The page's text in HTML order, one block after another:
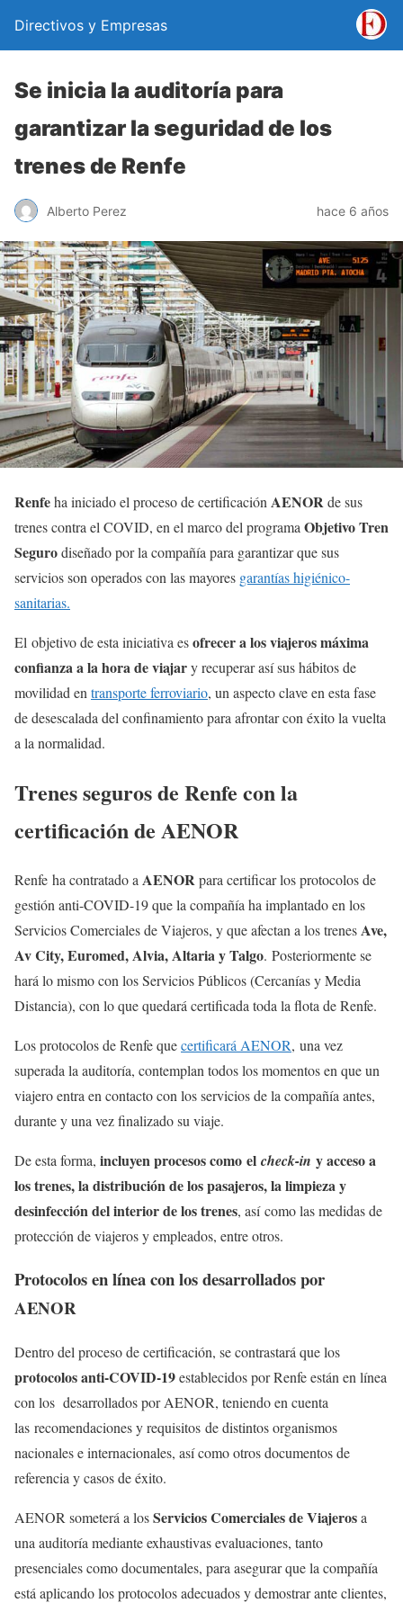
Directivos y Empresas
Se inicia la auditoría para
garantizar la seguridad de los
trenes de Renfe
Alberto Perez hace 6 años
Renfeha iniciado el proceso de certificación AENORde sus
trenes contra el COVID, en el marco del programa Objetivo Tren
Segurodiseñado por la compañía para garantizar que sus
servicios son operados con las mayores garantías higiénico-
sanitarias.
El objetivo de esta iniciativa esofrecer a los viajeros máxima
confianza a la hora de viajary recuperar así sus hábitos de
movilidad en transporte ferroviario, un aspecto clave en esta fase
de desescalada del confinamiento para afrontar con éxito la vuelta
a la normalidad.
Trenes seguros de Renfe con la
certificación de AENOR
Renfe ha contratado a AENOR para certificar los protocolos de
gestión anti-COVID-19 que la compañía ha implantado en los
Servicios Comerciales de Viajeros, y que afectan a los trenes Ave,
Av City, Euromed, Alvia, Altaria y Talgo. Posteriormente se
hará lo mismo con los Servicios Públicos (Cercanías y Media
Distancia), con lo que quedará certificada toda la flota de Renfe.
Los protocolos de Renfe quecertificará AENOR, una vez
superada la auditoría, contemplan todos los momentos en que un
viajero entra en contacto con los servicios de la compañía antes,
durante y una vez finalizado su viaje.
De esta forma, incluyen procesos como el check-in y acceso a
los trenes, la distribución de los pasajeros, la limpieza y
desinfección del interior de los trenes, así como las medidas de
protección de viajeros y empleados, entre otros.
Protocolos en línea con los desarrollados por
AENOR
Dentro del proceso de certificación, se contrastará que los
protocolos anti-COVID-19establecidos por Renfe están en línea
con los desarrollados por AENOR, teniendo en cuenta
las recomendaciones y requisitos de distintos organismos
nacionales e internacionales, así como otros documentos de
referencia y casos de éxito.
AENOR someterá a losServicios Comerciales de Viajerosa
una auditoría mediante exhaustivas evaluaciones, tanto
presenciales como documentales, para asegurar que la compañía
está aplicando los protocolos adecuados y demostrar ante clientes,